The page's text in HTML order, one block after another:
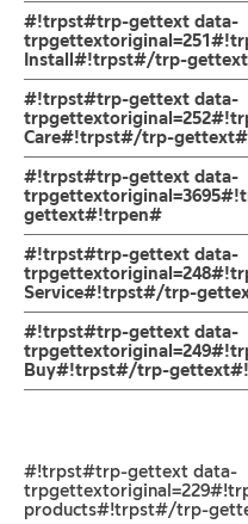
ก็อกซิ้งค์ล้างจาน ทรงโค้ง ผลิตจ
กัดกร่อน มีความเงางามเมื่อทำ
ก๊อกให้ป็นทรงโค้งสูง สามารถป
นั้นง่ายขึ้น สะดวกต่อการใช้งาน
ภาชนะเป็นเรื่องง่ายและสะดวก
ฐานก็อกแบบใหม่ เป็นแกนทอง
ล็อค เพื่อเป็นการยืนยันความคง
เต็ม
ก๊อกน้ำ
ผลิตจาก ทองเหลือง แข็งแรง ท
#!trpst#trp-gettext data-
Install#!trpst#/trp-
ข้อแนะนำในการติดตั้งสำหรับ
ฝักบัว และ ชุดสายฉีดชำระ
สำหรับการติดตั้งใหม่ ให้ไล่ฝุ่น เ
ตั้งสินค้า โดยปล่อยน้ำให้ไหลออ
พาเศษละอองต่างๆ ออกจากท่อ
สินค้าและสร้างความเสียหายได้
จะไม่อยู่ในเงื่อนไขการรับประกัน
#!trpst#trp-gettext data-
Care#!trpst#/trp-
คำแนะนำในการดูแลรักษาผลิตภั
1. ไม่ทำสินค้าให้เกิดความเสียห
ทำตก ไม่งัดหรือโยกสินค้าแรงๆ
2. ทำความสะอาดสินค้าโดยการ
3. ห้ามใช้สารเคมีที่มีฤทธิ์เป็นกร
ของสินค้าจะเสียหายได้
4. ห้ามใช้แปรง วัสดุแข็ง หยาบ
บนตัวสินค้า ซึ่งจะสร้างความเสีย
#!trpst#trp-gettext data-
gettext#!trpen#
รับประกันไส้วาล์ว ไม่รั่วซึม 10 ปี
#!trpst#trp-gettext data-
Service#!trpst#/trp-
ช่องทางออนไลน์
– Email:
– LINE: @Rasland
#!trpst#trp-gettext data-
Buy#!trpst#/trp-
– Shopee
–Lazada
#!trpst#trp-gettext data-
products#!trpst#/trp-